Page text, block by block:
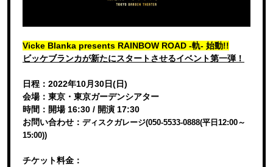
Vicke Blanka presents RAINBOW ROAD -軌- 始動!!
ビッケブランカが新たにスタートさせるイベント第一弾！
日程：2022年10月30日(日)
会場：東京・東京ガーデンシアター
時間：開場 16:30 / 開演 17:30
お問い合わせ： ディスクガレージ(050-5533-0888(平日 12:00～
15:00))
チケット料金：